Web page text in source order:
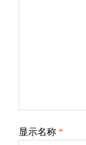
显示名称 *